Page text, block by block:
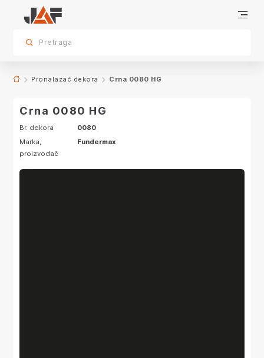
sr.skip-to.main-content
sr.skip-to.table-of-contents
sr.skip-to.main-navigation
Proizvodi sa ovim dekorom
Pretraga
Pronalazač dekora Crna 0080 HG
Crna 0080 HG
Br. dekora
0080
Marka,
proizvođač
Fundermax